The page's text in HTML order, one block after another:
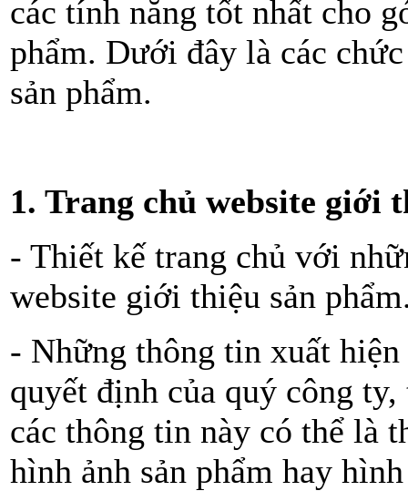
các tính năng tốt nhất cho
phẩm. Dưới đây là các
sản phẩm.
1. Trang chủ website giới
- Thiết kế trang chủ với
website giới thiệu sản
- Những thông tin xuất
quyết định của quý công
các thông tin này có thể là
hình ảnh sản phẩm hay